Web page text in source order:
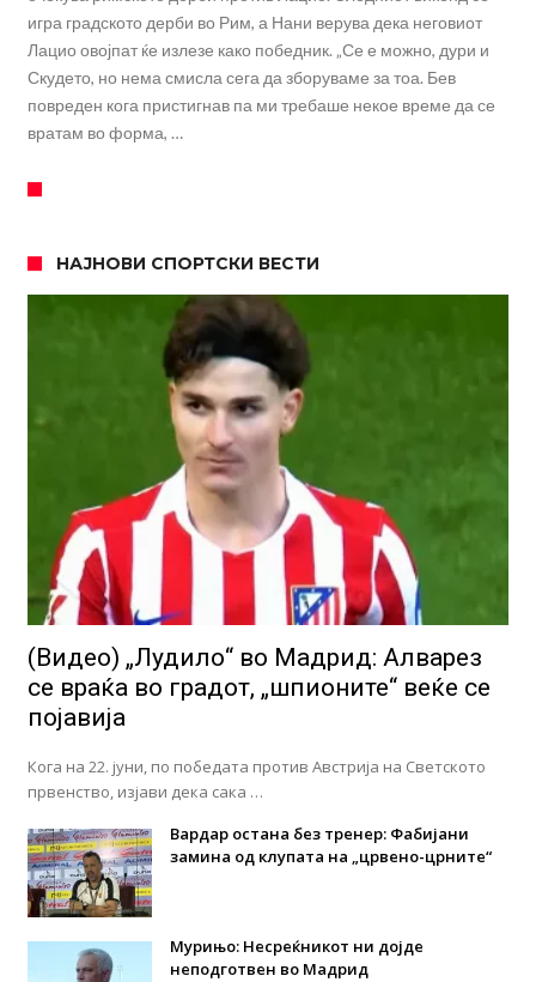
игра градското дерби во Рим, а Нани верува дека неговиот
Лацио овојпат ќе излезе како победник. „Се е можно, дури и
Скудето, но нема смисла сега да зборуваме за тоа. Бев
повреден кога пристигнав па ми требаше некое време да се
вратам во форма, …
НАЈНОВИ СПОРТСКИ ВЕСТИ
(Видео) „Лудило“ во Мадрид: Алварез
се враќа во градот, „шпионите“ веќе се
појавија
Кога на 22. јуни, по победата против Австрија на Светското
првенство, изјави дека сака …
Вардар остана без тренер: Фабијани
замина од клупата на „црвено-црните“
Мурињо: Несреќникот ни дојде
неподготвен во Мадрид